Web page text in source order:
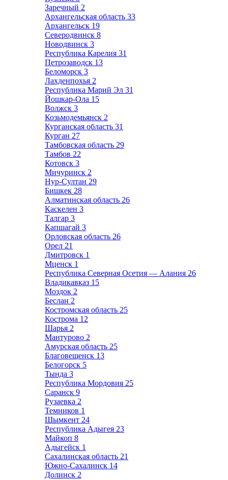
Заречный 2
Архангельская область 33
Архангельск 19
Северодвинск 8
Новодвинск 3
Республика Карелия 31
Петрозаводск 13
Беломорск 3
Лахденпохья 2
Республика Марий Эл 31
Йошкар-Ола 15
Волжск 3
Козьмодемьянск 2
Курганская область 31
Курган 27
Тамбовская область 29
Тамбов 22
Котовск 3
Мичуринск 2
Нур-Султан 29
Бишкек 28
Алматинская область 26
Каскелен 3
Талгар 3
Капшагай 3
Орловская область 26
Орел 21
Дмитровск 1
Мценск 1
Республика Северная Осетия — Алания 26
Владикавказ 15
Моздок 2
Беслан 2
Костромская область 25
Кострома 12
Шарья 2
Мантурово 2
Амурская область 25
Благовещенск 13
Белогорск 5
Тында 3
Республика Мордовия 25
Саранск 9
Рузаевка 2
Темников 1
Шымкент 24
Республика Адыгея 23
Майкоп 8
Адыгейск 1
Сахалинская область 21
Южно-Сахалинск 14
Долинск 2